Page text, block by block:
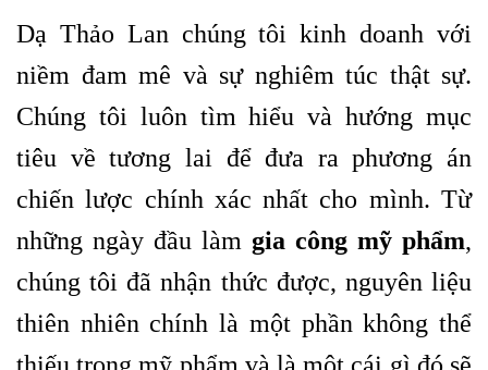
Dạ Thảo Lan chúng tôi kinh doanh với
niềm đam mê và sự nghiêm túc thật sự.
Chúng tôi luôn tìm hiểu và hướng mục
tiêu về tương lai để đưa ra phương án
chiến lược chính xác nhất cho mình. Từ
những ngày đầu làm gia công mỹ phẩm,
chúng tôi đã nhận thức được, nguyên liệu
thiên nhiên chính là một phần không thể